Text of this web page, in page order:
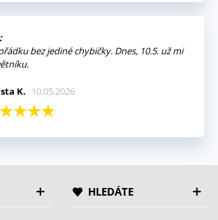
bez jediné chybičky. Dnes, 10.5. už mi
K. 10.05.2026
HLEDÁTE